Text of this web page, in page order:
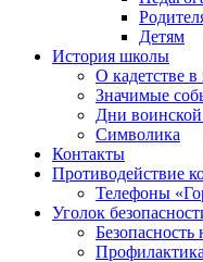
Детям
История школы
О кадетстве
Значимые
Дни
Символика
Контакты
Противодействие
Телефоны
Уголок
Безопасность